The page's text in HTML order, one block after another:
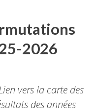
2026
vers la carte des
des années